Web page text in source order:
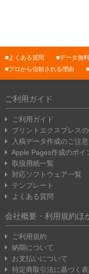
よくある質問 データ無
プロから信頼される理由
ご利用ガイド
ご利用ガイド
プリントエクスプレス
入稿データ作成のご注
Apple Pages作成のポイ
取扱用紙一覧
対応ソフトウェア一覧
テンプレート
よくある質問
会社概要・利用規約ほ
ご利用規約
納期について
お支払いについて
特定商取引法に基づく